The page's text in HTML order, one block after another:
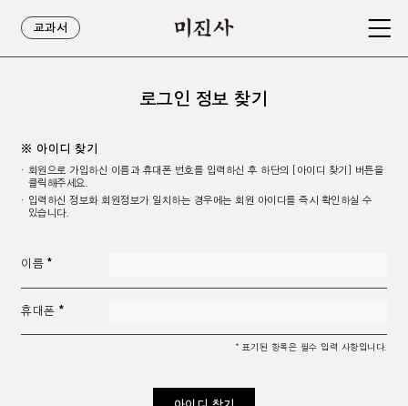
교과서
로그인 정보 찾기
※ 아이디 찾기
회원으로 가입하신 이름과 휴대폰 번호를 입력하신 후 하단의 [아이디 찾기] 버튼을
클릭해주세요.
입력하신 정보화 회원정보가 일치하는 경우에는 회원 아이디를 즉시 확인하실 수
있습니다.
이름
휴대폰
* 표기된 항목은 필수 입력 사항입니다.